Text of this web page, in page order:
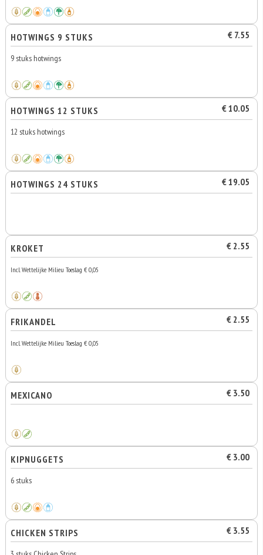
HOTWINGS 9 STUKS € 7.55
9 stuks hotwings
HOTWINGS 12 STUKS € 10.05
12 stuks hotwings
HOTWINGS 24 STUKS € 19.05
KROKET € 2.55
Incl. Wettelijke Milieu Toeslag € 0,05
FRIKANDEL € 2.55
Incl. Wettelijke Milieu Toeslag € 0,05
MEXICANO € 3.50
KIPNUGGETS € 3.00
6 stuks
CHICKEN STRIPS € 3.55